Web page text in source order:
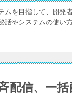
ムを目指して、開発
やシステムの使い
配信、一